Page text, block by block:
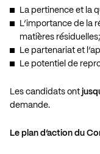
La pertinence et la
L’importance de la
matières résiduelles;
Le partenariat et
Le potentiel de
Les candidats ont
demande.
Le plan d’action du